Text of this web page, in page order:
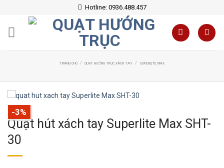
content
Hotline: 0936.488.457
TRANG CHỦ / QUẠT HƯỚNG TRỤC XÁCH TAY / SUPERLITE MAX
-3%
Quạt hút xách tay Superlite Max SHT-
30